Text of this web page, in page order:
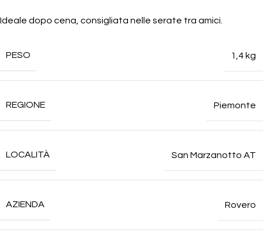
Ideale dopo cena, consigliata nelle serate tra amici.
PESO 1,4 kg
REGIONE Piemonte
LOCALITÀ San Marzanotto AT
AZIENDA Rovero